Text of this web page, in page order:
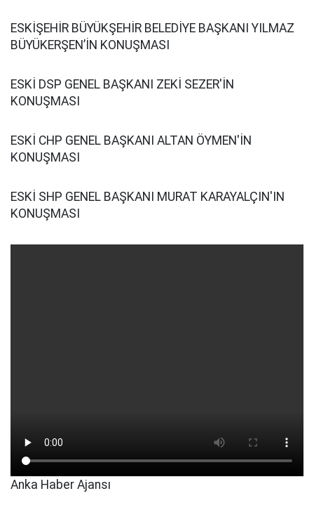
ESKİŞEHİR BÜYÜKŞEHİR BELEDİYE BAŞKANI YILMAZ
BÜYÜKERŞEN’İN KONUŞMASI
ESKİ DSP GENEL BAŞKANI ZEKİ SEZER'İN
KONUŞMASI
ESKİ CHP GENEL BAŞKANI ALTAN ÖYMEN'İN
KONUŞMASI
ESKİ SHP GENEL BAŞKANI MURAT KARAYALÇIN'IN
KONUŞMASI
Anka Haber Ajansı